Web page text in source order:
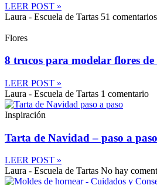
LEER POST »
Laura - Escuela de Tartas 51 comentarios
Flores
8 trucos para modelar flores de
LEER POST »
Laura - Escuela de Tartas 1 comentario
Inspiración
Tarta de Navidad – paso a paso
LEER POST »
Laura - Escuela de Tartas No hay